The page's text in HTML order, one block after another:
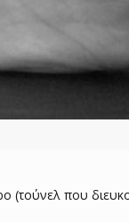
(τούνελ που